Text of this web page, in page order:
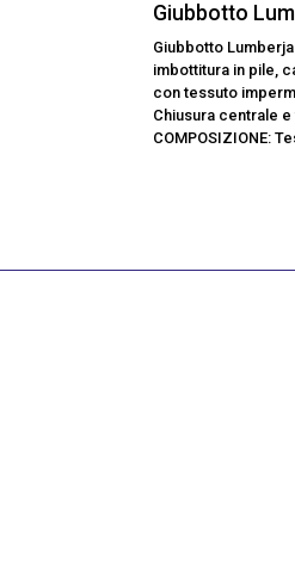
Giubbotto
Giubbotto
imbottitura in pile,
con tessuto
Chiusura centrale
COMPOSIZIONE: